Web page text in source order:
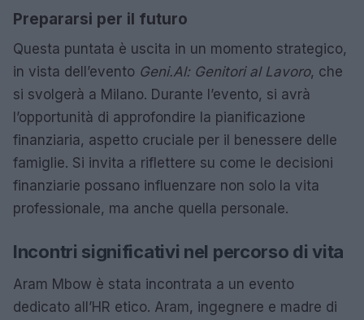
Prepararsi per il futuro
Questa puntata è uscita in un momento strategico,
in vista dell’evento Geni.Al: Genitori al Lavoro, che
si svolgerà a Milano. Durante l’evento, si avrà
l’opportunità di approfondire la pianificazione
finanziaria, aspetto cruciale per il benessere delle
famiglie. Si invita a riflettere su come le decisioni
finanziarie possano influenzare non solo la vita
professionale, ma anche quella personale.
Incontri significativi nel percorso di vita
Aram Mbow è stata incontrata a un evento
dedicato all’HR etico. Aram, ingegnere e madre di